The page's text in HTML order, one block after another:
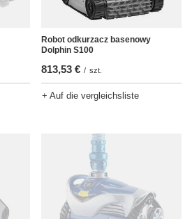
Robot odkurzacz basenowy
Dolphin S100
813,53 € / szt.
+ Auf die vergleichsliste